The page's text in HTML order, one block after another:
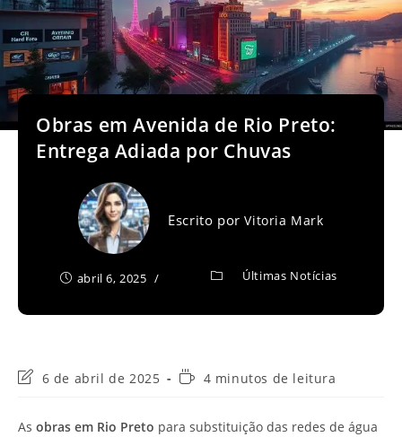
Obras em Avenida de Rio Preto:
Entrega Adiada por Chuvas
Escrito porVitoria Mark
abril 6, 2025 Últimas Notícias
Última6 de abril de 2025
Tempo4 minutos de leitura
As obras em Rio Preto para substituição das redes de água